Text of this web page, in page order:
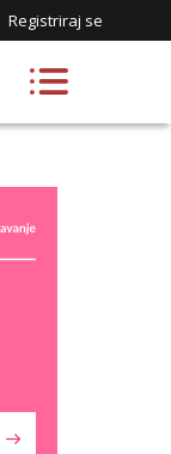
Registriraj se